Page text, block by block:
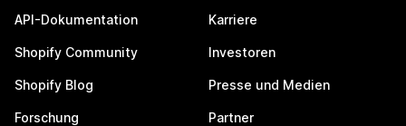
API-Dokumentation
Shopify Community
Shopify Blog
Forschung
Karriere
Investoren
Presse und Medien
Partner